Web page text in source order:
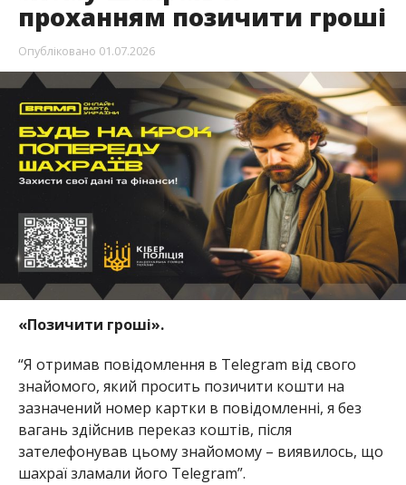
проханням позичити гроші
Опубліковано 01.07.2026
«Позичити гроші».
“Я отримав повідомлення в Telegram від свого
знайомого, який просить позичити кошти на
зазначений номер картки в повідомленні, я без
вагань здійснив переказ коштів, після
зателефонував цьому знайомому – виявилось, що
шахраї зламали його Telegram”.